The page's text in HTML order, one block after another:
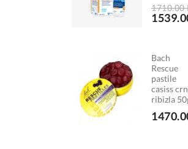
1710.00
Bach
Rescue
pastile
casiss
ribizla